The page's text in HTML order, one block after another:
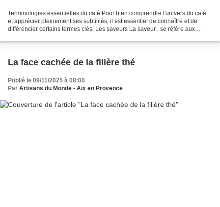
Terminologies essentielles du café Pour bien comprendre l'univers du café
et apprécier pleinement ses subtilités, il est essentiel de connaître et de
différencier certains termes clés. Les saveurs La saveur , se réfère aux
La face cachée de la filière thé
Publié le 09/11/2025 à 08:00
Par Artisans du Monde - Aix en Provence